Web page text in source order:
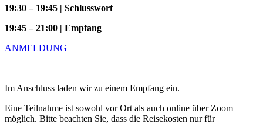
19:30 – 19:45 | Schlusswort
19:45 – 21:00 | Empfang
ANMELDUNG
Im Anschluss laden wir zu einem Empfang ein.
Eine Teilnahme ist sowohl vor Ort als auch online über Zoom
möglich. Bitte beachten Sie, dass die Reise­kosten nur für